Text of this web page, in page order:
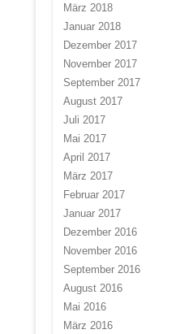
März 2018
Januar 2018
Dezember 2017
November 2017
September 2017
August 2017
Juli 2017
Mai 2017
April 2017
März 2017
Februar 2017
Januar 2017
Dezember 2016
November 2016
September 2016
August 2016
Mai 2016
März 2016